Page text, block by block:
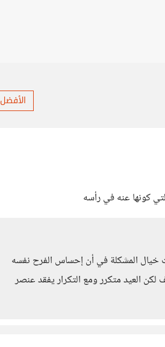
الأفضل
كونها عنه في رأسه
خيال المشكلة في أن إحساس الفرح نفسه
العيد متكرر ومع التكرار يفقد عنصر